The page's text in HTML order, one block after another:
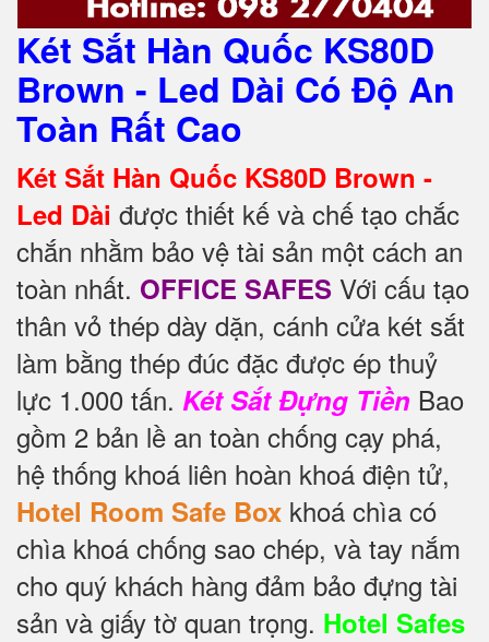
Két Sắt Hàn Quốc KS80D
Brown - Led Dài Có Độ An
Toàn Rất Cao
Két Sắt Hàn Quốc KS80D Brown -
Led Dài được thiết kế và chế tạo chắc
chắn nhằm bảo vệ tài sản một cách an
toàn nhất. OFFICE SAFES Với cấu tạo
thân vỏ thép dày dặn, cánh cửa két sắt
làm bằng thép đúc đặc được ép thuỷ
lực 1.000 tấn. Két Sắt Đựng Tiền Bao
gồm 2 bản lề an toàn chống cạy phá,
hệ thống khoá liên hoàn khoá điện tử,
Hotel Room Safe Box khoá chìa có
chìa khoá chống sao chép, và tay nắm
cho quý khách hàng đảm bảo đựng tài
sản và giấy tờ quan trọng. Hotel Safes